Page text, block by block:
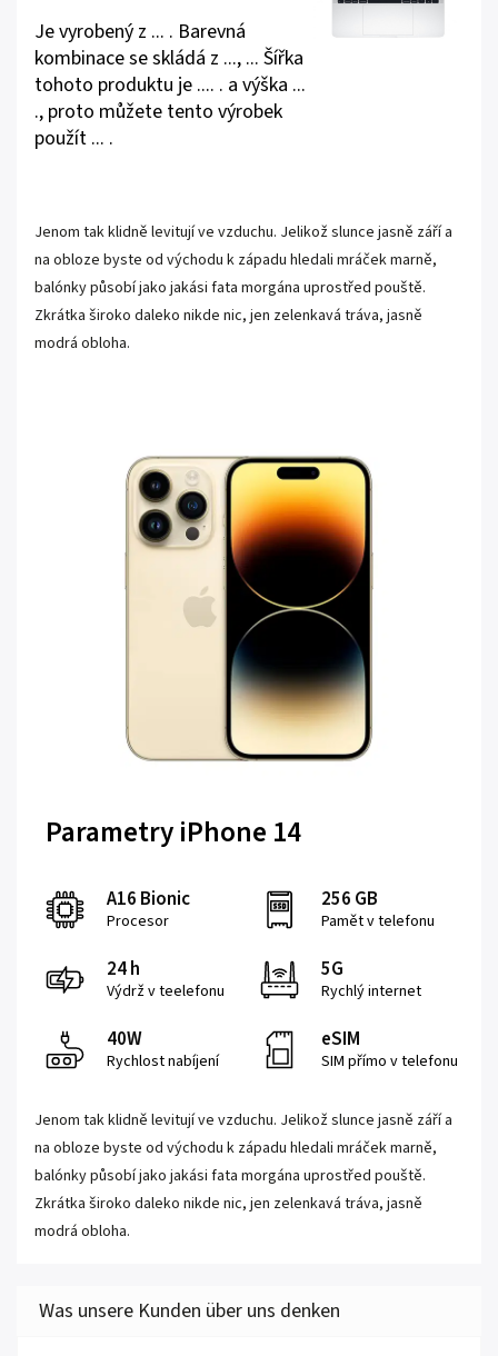
Je vyrobený z ... . Barevná
kombinace se skládá z ..., ... Šířka
tohoto produktu je .... . a výška ...
., proto můžete tento výrobek
použít ... .
Jenom tak klidně levitují ve vzduchu. Jelikož slunce jasně září a
na obloze byste od východu k západu hledali mráček marně,
balónky působí jako jakási fata morgána uprostřed pouště.
Zkrátka široko daleko nikde nic, jen zelenkavá tráva, jasně
modrá obloha.
Parametry iPhone 14
A16 Bionic
Procesor
256 GB
Pamět v telefonu
24 h
Výdrž v teelefonu
5G
Rychlý internet
40W
Rychlost nabíjení
eSIM
SIM přímo v telefonu
Jenom tak klidně levitují ve vzduchu. Jelikož slunce jasně září a
na obloze byste od východu k západu hledali mráček marně,
balónky působí jako jakási fata morgána uprostřed pouště.
Zkrátka široko daleko nikde nic, jen zelenkavá tráva, jasně
modrá obloha.